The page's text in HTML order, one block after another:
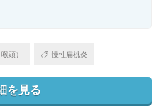
頭） 慢性扁桃炎
を見る